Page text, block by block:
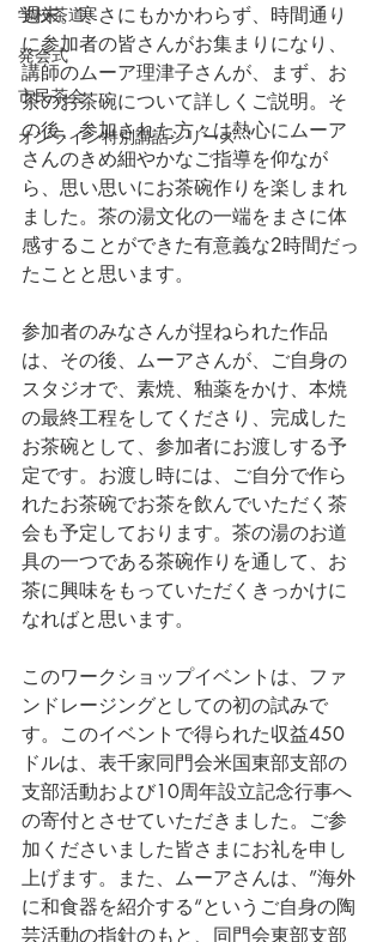
学校茶道
発会式
市民茶会
オンライン特別講話シリーズ
週末。寒さにもかかわらず、時間通り
に参加者の皆さんがお集まりになり、
講師のムーア理津子さんが、まず、お
茶のお茶碗について詳しくご説明。そ
の後、参加された方々は熱心にムーア
さんのきめ細やかなご指導を仰なが
ら、思い思いにお茶碗作りを楽しまれ
ました。茶の湯文化の一端をまさに体
感することができた有意義な2時間だっ
たことと思います。
参加者のみなさんが捏ねられた作品
は、その後、ムーアさんが、ご自身の
スタジオで、素焼、釉薬をかけ、本焼
の最終工程をしてくださり、完成した
お茶碗として、参加者にお渡しする予
定です。お渡し時には、ご自分で作ら
れたお茶碗でお茶を飲んでいただく茶
会も予定しております。茶の湯のお道
具の一つである茶碗作りを通して、お
茶に興味をもっていただくきっかけに
なればと思います。
このワークショップイベントは、ファ
ンドレージングとしての初の試みで
す。このイベントで得られた収益450
ドルは、表千家同門会米国東部支部の
支部活動および10周年設立記念行事へ
の寄付とさせていただきました。ご参
加くださいました皆さまにお礼を申し
上げます。また、ムーアさんは、”海外
に和食器を紹介する“というご自身の陶
芸活動の指針のもと、同門会東部支部